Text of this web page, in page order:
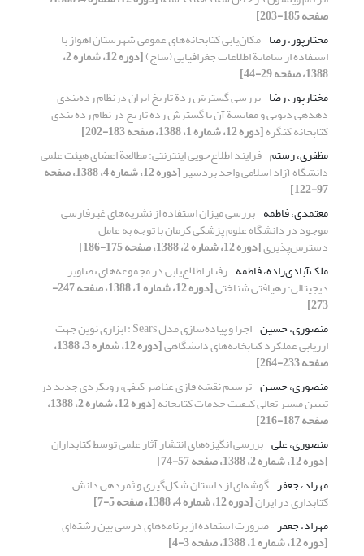
صفحه 185-203]
مختارپور، رضا مکان‌یابی کتابخانه‌های عمومی شهرستان اهواز با
استفاده از سامانة اطلاعات جغرافیایی (ساج) [دوره 12، شماره 2،
1388، صفحه 29-44]
مختارپور، رضا بررسی گسترش ردة تاریخ ایران درنظام رده‌بندی
دهدهی دیویی و مقایسة آن با گسترش ردة تاریخ در نظام رده بندی
کتابخانه کنگره[دوره 12، شماره 1، 1388، صفحه 183-202]
مظفری، رستم فرایند اطلاع‌جویی اینترنتی: مطالعة اعضای هیئت علمی
دانشگاه آزاد اسلامی واحد بردسیر [دوره 12، شماره 4، 1388، صفحه
97-122]
معتمدی، فاطمه بررسی میزان استفاده از نشریه‌های غیرفارسی
موجود در دانشگاه علوم پزشکی کرمان با توجه به عامل
دسترس‌پذیری[دوره 12، شماره 2، 1388، صفحه 175-186]
ملک‌آبادی‌زاده، فاطمه رفتار اطلاع‌‌یابی در مجموعه‌‌های تصاویر
دیجیتالی: رهیافتی شناختی [دوره 12، شماره 1، 1388، صفحه 247-
273]
منصوری، حسین
اجرا و پیاده‌سازی مدل Sears : ابزاری نوین جهت
ارزیابی عملکرد کتابخانه‌های دانشگاهی [دوره 12، شماره 3، 1388،
صفحه 233-264]
منصوری، حسین ترسیم نقشه فازی عناصر کیفی، رویکردی جدید در
تبیین مسیر تعالی کیفیت‌ خدمات ‌کتابخانه [دوره 12، شماره 2، 1388،
صفحه 187-216]
منصوری، علی بررسی انگیزه‌‌های انتشار آثار علمی توسط کتابداران
[دوره 12، شماره 2، 1388، صفحه 57-74]
مهراد، جعفر گوشه‌ای از داستان شکل‌گیری و ثمردهی دانش
کتابداری در ایران[دوره 12، شماره 4، 1388، صفحه 5-7]
مهراد، جعفر ضرورت استفاده از برنامه‌های درسی بین رشته‌ای
[دوره 12، شماره 1، 1388، صفحه 3-4]